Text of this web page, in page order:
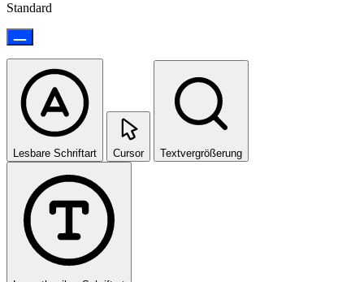
Standard
Lesbare Schriftart Cursor Textvergrößerung